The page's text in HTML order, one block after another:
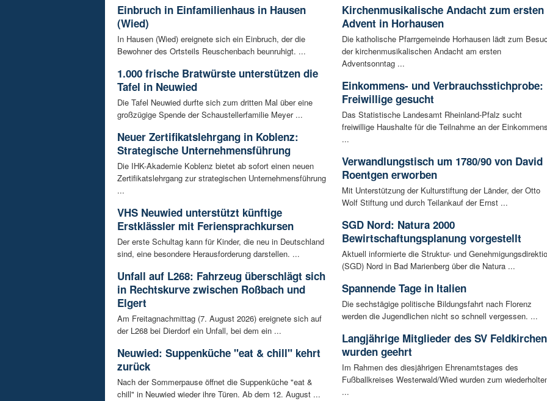
Einbruch in Einfamilienhaus in Hausen
(Wied)
In Hausen (Wied) ereignete sich ein Einbruch, der die
Bewohner des Ortsteils Reuschenbach beunruhigt. ...
1.000 frische Bratwürste unterstützen die
Tafel in Neuwied
Die Tafel Neuwied durfte sich zum dritten Mal über eine
großzügige Spende der Schaustellerfamilie Meyer ...
Neuer Zertifikatslehrgang in Koblenz:
Strategische Unternehmensführung
Die IHK-Akademie Koblenz bietet ab sofort einen neuen
Zertifikatslehrgang zur strategischen Unternehmensführung
...
VHS Neuwied unterstützt künftige
Erstklässler mit Feriensprachkursen
Der erste Schultag kann für Kinder, die neu in Deutschland
sind, eine besondere Herausforderung darstellen. ...
Unfall auf L268: Fahrzeug überschlägt sich
in Rechtskurve zwischen Roßbach und
Elgert
Am Freitagnachmittag (7. August 2026) ereignete sich auf
der L268 bei Dierdorf ein Unfall, bei dem ein ...
Neuwied: Suppenküche "eat & chill" kehrt
zurück
Nach der Sommerpause öffnet die Suppenküche "eat &
chill" in Neuwied wieder ihre Türen. Ab dem 12. August ...
Kirchenmusikalische Andacht zum ersten
Advent in Horhausen
Die katholische Pfarrgemeinde Horhausen lädt zum
der kirchenmusikalischen Andacht am ersten
Adventsonntag ...
Einkommens- und Verbrauchsstichprobe:
Freiwillige gesucht
Das Statistische Landesamt Rheinland-Pfalz sucht
freiwillige Haushalte für die Teilnahme an der
...
Verwandlungstisch um 1780/90 von David
Roentgen erworben
Mit Unterstützung der Kulturstiftung der Länder, der Otto
Wolf Stiftung und durch Teilankauf der Ernst ...
SGD Nord: Natura 2000
Bewirtschaftungsplanung vorgestellt
Aktuell informierte die Struktur- und
(SGD) Nord in Bad Marienberg über die Natura ...
Spannende Tage in Italien
Die sechstägige politische Bildungsfahrt nach Florenz
werden die Jugendlichen nicht so schnell vergessen. ...
Langjährige Mitglieder des SV Feldkirchen
wurden geehrt
Im Rahmen des diesjährigen Ehrenamtstages des
Fußballkreises Westerwald/Wied wurden zum
...